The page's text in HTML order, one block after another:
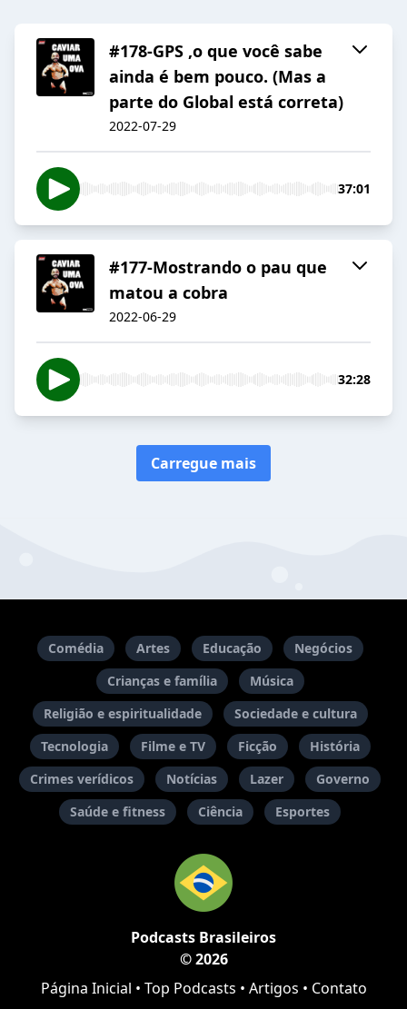
#178-GPS ,o que você sabe
ainda é bem pouco. (Mas a
parte do Global está correta)
2022-07-29
37:01
#177-Mostrando o pau que
matou a cobra
2022-06-29
32:28
Carregue mais
Comédia Artes Educação
Negócios
Crianças e família
Música
Religião e espiritualidade
Sociedade e cultura
Tecnologia
Filme e TV Ficção
História
Crimes verídicos
Notícias Lazer
Governo
Saúde e fitness
Ciência Esportes
Podcasts Brasileiros
© 2026
Página Inicial • Top Podcasts • Artigos • Contato